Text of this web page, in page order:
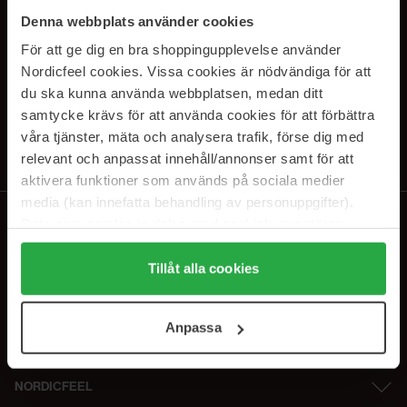
Denna webbplats använder cookies
För att ge dig en bra shoppingupplevelse använder
Nordicfeel cookies. Vissa cookies är nödvändiga för att
du ska kunna använda webbplatsen, medan ditt
samtycke krävs för att använda cookies för att förbättra
våra tjänster, mäta och analysera trafik, förse dig med
relevant och anpassat innehåll/annonser samt för att
aktivera funktioner som används på sociala medier
media (kan innefatta behandling av personuppgifter).
Genom att trycka på "Tillåt alla cookies" accepterar du
alla cookies, medan du under "Detaljer" kan anpassa
användningen av cookies. Du kan när som helst återkalla
samt vår Integritetspolicy.
Tillåt alla cookies
Anpassa
PRENUMERERA PÅ VÅRA
NYHETSBREV
Genom att prenumerera accepterar du vårIntegritetspolicy.
Avprenumerera när som helst.
NORDICFEEL